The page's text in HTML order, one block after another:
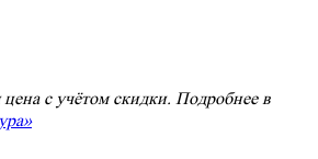
с учётом скидки. Подробнее в